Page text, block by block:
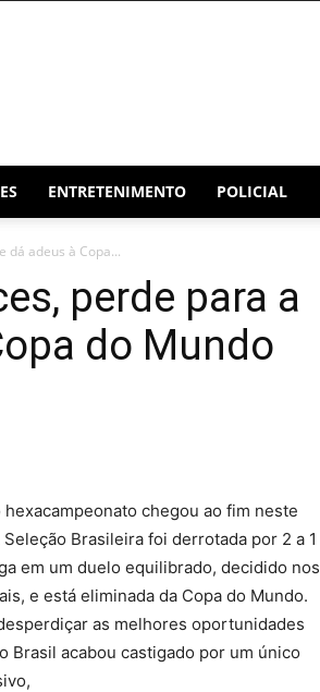
ENTRETENIMENTO POLICIAL
dá adeus à Copa...
perde para a
do Mundo
hexacampeonato chegou ao fim neste
Brasileira foi derrotada por 2 a 1
em um duelo equilibrado, decidido nos
e está eliminada da Copa do Mundo.
as melhores oportunidades
Brasil acabou castigado por um único